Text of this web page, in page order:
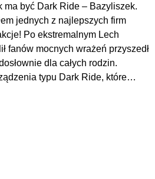
ma być Dark Ride – Bazyliszek.
jednych z najlepszych firm
Po ekstremalnym Lech
fanów mocnych wrażeń przyszedł
dla całych rodzin.
typu Dark Ride, które…